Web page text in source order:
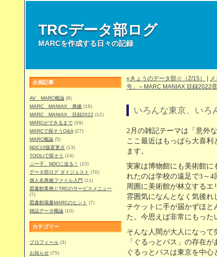
TRCデータ部ログ
MARCを作成する日々の記録
企画記事
AV MARC概論 (8)
MARC MANIAX 典拠 (16)
MARC MANIAX 目録2022 (12)
MARCができるまで (39)
MARCで探そうQ&A (27)
MARC概論 (5)
NDC10版変更点 (13)
TOOLiで探そう (14)
ぶー子、NDCに迫る！
(10)
データ部ログ ダイジェスト (70)
個人名典拠ファイル入門 (11)
図書館業務とTRCのサービスメニュー
(7)
図書館蔵書MARCのヒント (7)
雑誌データ概論 (10)
カテゴリー
プロフィール (3)
お知らせ (75)
«きょうのデータ部☆（2/15）
号」～MARC MANIAX 目録
いろんな東京、いろ
2月の雑記テーマは「意外
ここ最近はもっぱら大喜
ます。
実家は博物館にも美術館に
れたのは学校の遠足で3～
周囲に美術館が林立する
雰囲気になんとなく気後れ
チケットに手が届かずほと
た。今思えば非常にもった
そんな人間が大人になっ
「ぐるっとパス」の存在
ぐるっとパスは東京を中